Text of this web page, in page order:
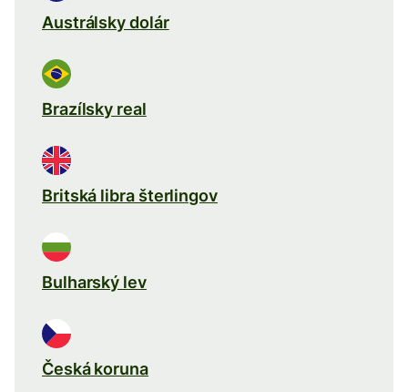
Austrálsky dolár
Brazílsky real
Britská libra šterlingov
Bulharský lev
Česká koruna